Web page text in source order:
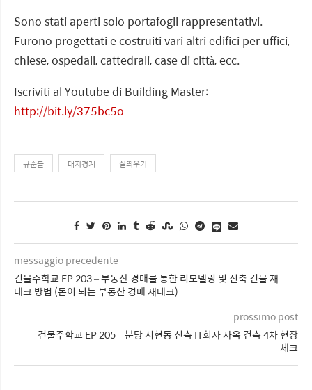
Sono stati aperti solo portafogli rappresentativi.
Furono progettati e costruiti vari altri edifici per uffici,
chiese, ospedali, cattedrali, case di città, ecc.
Iscriviti al Youtube di Building Master:
http://bit.ly/375bc5o
규준틀 대지경계 실띄우기
messaggio precedente
건물주학교 EP 203 – 부동산 경매를 통한 리모델링 및 신축 건물 재
테크 방법 (돈이 되는 부동산 경매 재테크)
prossimo post
건물주학교 EP 205 – 분당 서현동 신축 IT회사 사옥 건축 4차 현장
체크